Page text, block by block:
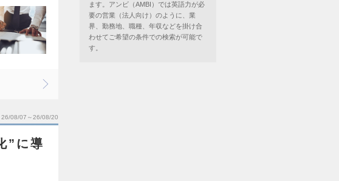
26/08/07～26/08/20
”に導
ます。アンビ（AMBI）では英語力が必
要の営業（法人向け）のように、業
界、勤務地、職種、年収などを掛け合
わせてご希望の条件での検索が可能で
す。